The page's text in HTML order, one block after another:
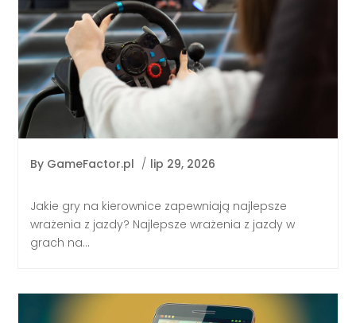
By GameFactor.pl / lip 29, 2026
Jakie gry na kierownice zapewniają najlepsze
wrażenia z jazdy? Najlepsze wrażenia z jazdy w
grach na...